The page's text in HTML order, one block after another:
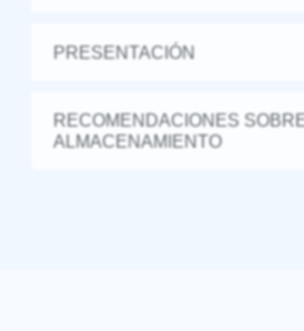
PRESENTACIÓN
RECOMENDACIONES
ALMACENAMIENTO